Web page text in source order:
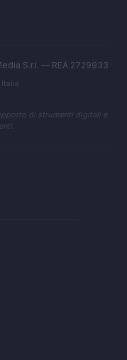
S.r.l. — REA 2729933
di strumenti digitali e